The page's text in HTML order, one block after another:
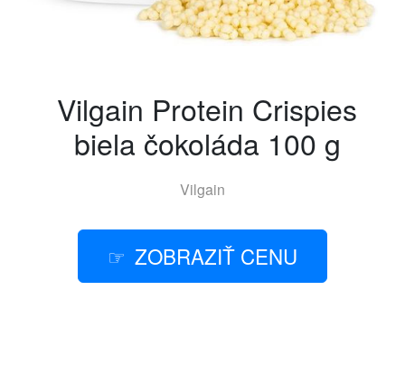
Vilgain Protein Crispies
biela čokoláda 100 g
Vilgain
ZOBRAZIŤ CENU